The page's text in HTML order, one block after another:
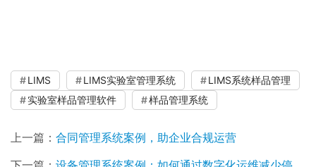
LIMS LIMS实验室管理系统
LIMS系统样品管理
实验室样品管理软件
样品管理系统
上一篇： 合同管理系统案例，助企业合规运营